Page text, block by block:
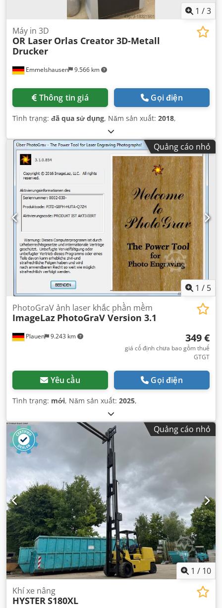
1 /3
Emmelshausen 9.566 km
Máy in 3D
OR Laser Orlas Creator 3D-Metall
Drucker
Thông tin giá Gọi điện
Tình trạng: đã qua sử dụng, Năm sản xuất: 2018,
Quảng cáo nhỏ
1 / 5
Plauen 9.243 km
PhotoGraV ảnh laser khắc phần mềm
ImageLaz PhotoGraV Version 3.1
349 €
giá cố định chưa bao gồm thuế
GTGT
Yêu cầu Gọi điện
Tình trạng: mới, Năm sản xuất: 2025,
Quảng cáo nhỏ
1 / 10
Khí xe nâng
HYSTER S180XL